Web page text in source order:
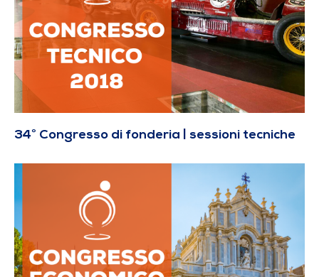
34° Congresso di fonderia | sessioni tecniche